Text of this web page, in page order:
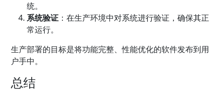
统。
系统验证 ：在生产环境中对系统进行验证，确保其正
常运行。
生产部署的目标是将功能完整、性能优化的软件发布到用
户手中。
总结